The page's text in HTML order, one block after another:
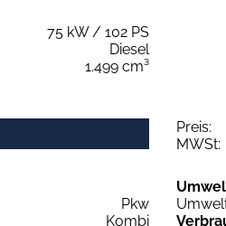
75 kW / 102 PS
Diesel
1.499 cm³
Preis:
MWSt:
Pkw
Kombi